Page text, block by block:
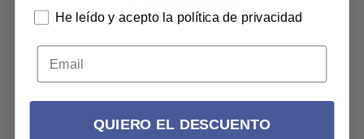
He leído y acepto la política de privacidad
QUIERO EL DESCUENTO